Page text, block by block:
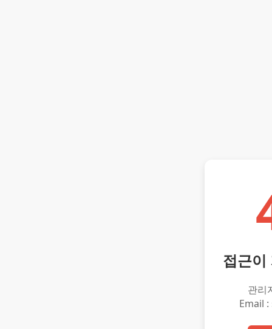
접근이
관리
Email